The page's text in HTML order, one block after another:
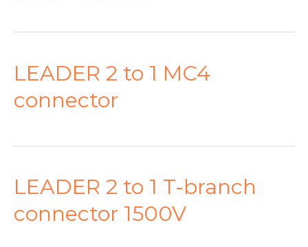
LEADER 2 to 1 MC4
connector
LEADER 2 to 1 T-branch
connector 1500V